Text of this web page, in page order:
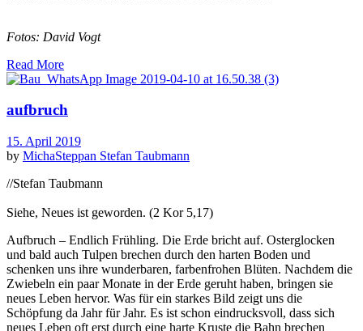
Fotos: David Vogt
Read More
aufbruch
15. April 2019
by MichaSteppan Stefan Taubmann
//Stefan Taubmann
Siehe, Neues ist geworden. (2 Kor 5,17)
Aufbruch – Endlich Frühling. Die Erde bricht auf. Osterglocken
und bald auch Tulpen brechen durch den harten Boden und
schenken uns ihre wunderbaren, farbenfrohen Blüten. Nachdem die
Zwiebeln ein paar Monate in der Erde geruht haben, bringen sie
neues Leben hervor. Was für ein starkes Bild zeigt uns die
Schöpfung da Jahr für Jahr. Es ist schon eindrucksvoll, dass sich
neues Leben oft erst durch eine harte Kruste die Bahn brechen